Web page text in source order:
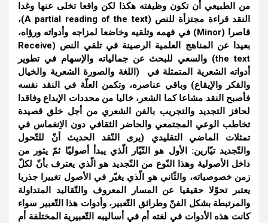
من الطبيعي أن تكون وظيفته هكذا لكن واقعا تخلى عنها وغدا
النقد قراءة مجتزأة للنص (A partial reading of the text)،
قاصرا (Minor) في فهمه وتلقيه وخاضعا لمزاجه وأدواته ورؤاه،
بعيدا عن المناهج العلمية الرصينة في تلقي النص (Receive
the text) والسعي للبحث عن جمالياته والإسهام في تطوير
أدواته الشعرية المتمثلة في (اللغة والصورة الشعرية والخيال
والفكر والإيقاع) وباقي عناصره، وتكمن العلّة في النقد نفسه
فأصبح النقد مشاعا كما الشعر، خاليا من محددات الإبداع وفاقدا
لحافز التجديد والتجريب بالفن الشعري من أجل خلق قصيدة
تخاطب الوعي المجتمعي والحاضر الثقافي دون الاِنغماس في
تمثلات الماضي التقليدي (يرى النّقد الحديث أنّ للتّحول
والتّجديد تيّارين: الأول هو التّيّار الّذي يبدأ أصوليّا ثمّ يثور من
داخل الأصولية وهذا النّوع من التّجديد هو الّذي يعترف بأنّ لكلّ
زمن خصوصياته، والثّاني هو الّذي يغيّر في الأصول تغييرا جذريا
يعتبر تحوّلا حقيقيا عن المسار المعروف والتّقاليد المتداولة
والمرتبطة بشكل الفنّ وطرائق التّعبير، وأدوات هذا التّعبير سواء
كانت هذه الأدوات في لغته أم في أساليبه التّعبيرية المختلفة أم